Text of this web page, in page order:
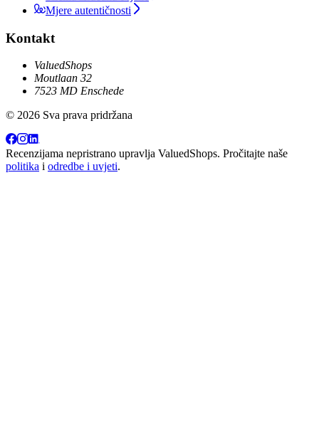
Mjere autentičnosti
Kontakt
ValuedShops
Moutlaan 32
7523 MD Enschede
© 2026 Sva prava pridržana
Recenzijama nepristrano upravlja ValuedShops. Pročitajte naše
politika i odredbe i uvjeti.